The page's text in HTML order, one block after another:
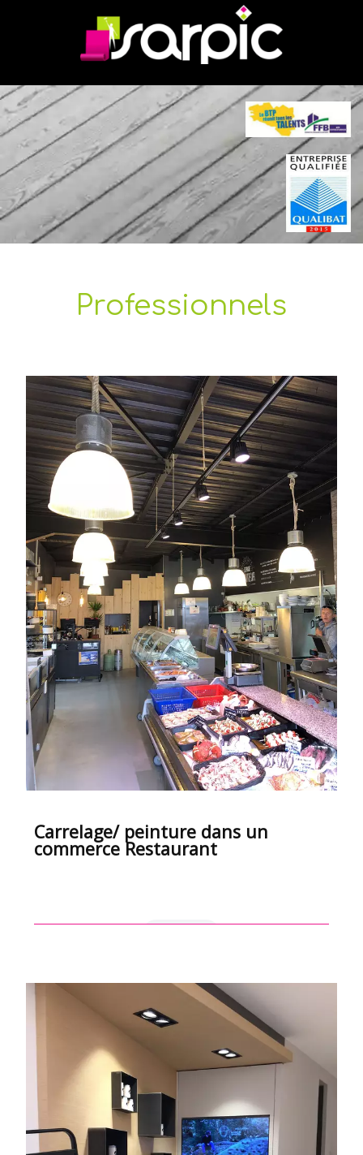
Professionnels
Carrelage/ peinture dans un
commerce Restaurant